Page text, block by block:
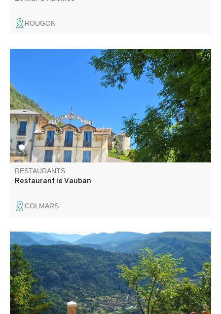
ROUGON
Lucy et Sébastien vous accueillent au Vauban, restaurant
de la cité fortifiée situé dans une bâtisse de caractère du
19ème s. Cuisine maison traditionnelle, carte, plat du jour
et desserts maison. Profitez du jardin à la belle saison.
RESTAURANTS
Restaurant le Vauban
COLMARS
Nathalie et Bernard vous proposent une cuisine maison,
provençale, à base de produits locaux..